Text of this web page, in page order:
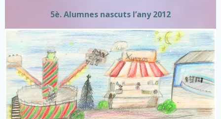
5è. Alumnes nascuts l’any 2012